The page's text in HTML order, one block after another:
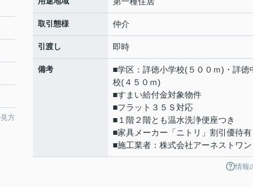
方
取引態様 仲介
引渡し 即時
備考
■学区：詳徳小学校(５００ｍ)・詳徳
校(４５０ｍ)
■すまい給付金対象物件
■フラット３５Ｓ対応
■１階２階とも温水洗浄便座つき
■家具メーカー「ニトリ」割引優待有
■施工業者：株式会社アーネストワン
情報